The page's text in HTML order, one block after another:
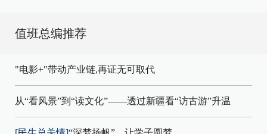
值班总编推荐
"电影+"带动产业链,再证无可取代
从“看风景”到“读文化”——透过新疆看“访古游”升温